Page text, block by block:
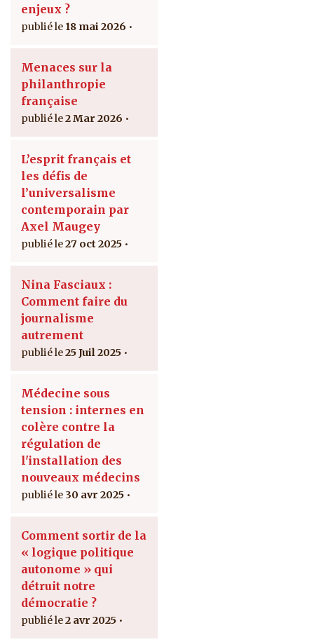
enjeux ?
18 mai 2026
Menaces sur la
philanthropie
française
2 Mar 2026
L’esprit français et
les défis de
l’universalisme
contemporain par
Axel Maugey
27 oct 2025
Nina Fasciaux :
Comment faire du
journalisme
autrement
25 Juil 2025
Médecine sous
tension : internes en
colère contre la
régulation de
l'installation des
nouveaux médecins
30 avr 2025
Comment sortir de la
« logique politique
autonome » qui
détruit notre
démocratie ?
2 avr 2025